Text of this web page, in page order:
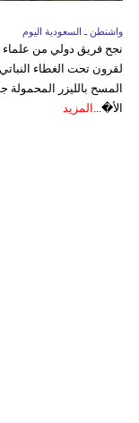
واشنطن ـ السعودية اليوم
نجح فريق دولي من علماء
لقرون تحت الغطاء
الأ�... المزيد